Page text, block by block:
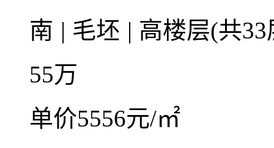
南 | 毛坯 | 高楼层(共33
55万
单价5556元/㎡